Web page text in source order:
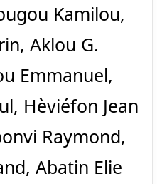
Kamilou,
Aklou G.
Emmanuel,
Hèviéfon Jean
Raymond,
Abatin Elie